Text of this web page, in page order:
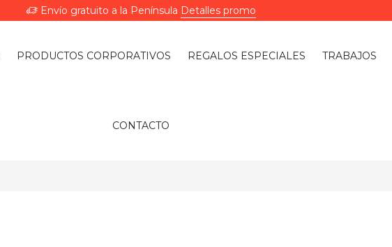
Envío gratuito a la Península Detalles promo
PRODUCTOS CORPORATIVOS REGALOS ESPECIALES TRABAJOS
CONTACTO